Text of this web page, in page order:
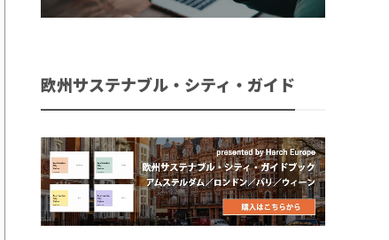
欧州サステナブル・シティ・ガイド